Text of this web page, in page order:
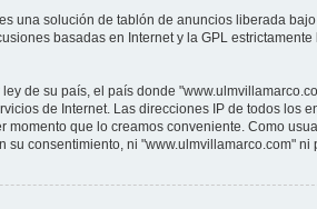
una solución de tablón de anuncios liberada
basadas en Internet y la GPL
de su país, el país donde
de Internet. Las direcciones IP de todos los
momento que lo creamos conveniente. Como
consentimiento, ni "www.ulmvillamarco.com" ni